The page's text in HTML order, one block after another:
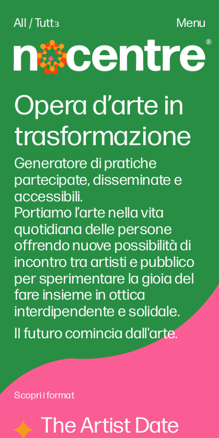
Menu
All / Tuttɜ
Opera d’arte in
trasformazione
Generatore di pratiche
partecipate, disseminate e
accessibili.
Portiamo l’arte nella vita
quotidiana delle persone
offrendo nuove possibilità di
incontro tra artisti e pubblico
per sperimentare la gioia del
fare insieme in ottica
interdipendente e solidale.
Il futuro comincia dall'arte.
Scopri i format
The Artist Date